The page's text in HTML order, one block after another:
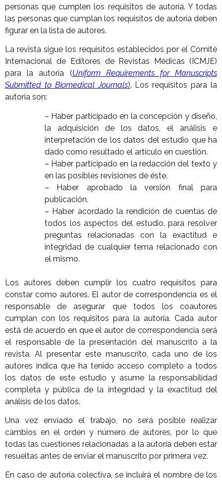
personas que cumplen los requisitos de autoría. Y todas
las personas que cumplan los requisitos de autoría deben
figurar en la lista de autores.
La revista sigue los requisitos establecidos por el Comité
Internacional de Editores de Revistas Médicas (ICMJE)
para la autoría (Uniform Requirements for Manuscripts
Submitted to Biomedical Journals). Los requisitos para la
autoría son:
– Haber participado en la concepción y diseño,
la adquisición de los datos, el análisis e
interpretación de los datos del estudio que ha
dado como resultado el artículo en cuestión.
– Haber participado en la redacción del texto y
en las posibles revisiones de éste.
– Haber aprobado la versión final para
publicación.
– Haber acordado la rendición de cuentas de
todos los aspectos del estudio, para resolver
preguntas relacionadas con la exactitud e
integridad de cualquier tema relacionado con
el mismo.
Los autores deben cumplir los cuatro requisitos para
constar como autores. El autor de correspondencia es el
responsable de asegurar que todos los coautores
cumplan con los requisitos para la autoría. Cada autor
está de acuerdo en que el autor de correspondencia será
el responsable de la presentación del manuscrito a la
revista. Al presentar este manuscrito, cada uno de los
autores indica que ha tenido acceso completo a todos
los datos de este estudio y asume la responsabilidad
completa y pública de la integridad y la exactitud del
análisis de los datos.
Una vez enviado el trabajo, no será posible realizar
cambios en el orden y número de autores, por lo que
todas las cuestiones relacionadas a la autoría deben estar
resueltas antes de enviar el manuscrito por primera vez.
En caso de autoría colectiva, se incluirá el nombre de los